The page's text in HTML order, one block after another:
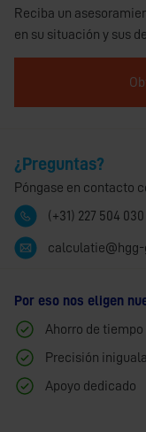
Reciba un
en su situación y sus
¿Preguntas?
Póngase en contacto
(+31) 227 504 030
Por eso nos eligen
Ahorro de tiempo
Precisión
Apoyo dedicado